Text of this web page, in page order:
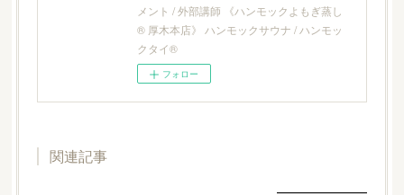
メント / 外部講師 《ハンモックよもぎ蒸し
® 厚木本店》 ハンモックサウナ / ハンモッ
クタイ®
フォロー
関連記事